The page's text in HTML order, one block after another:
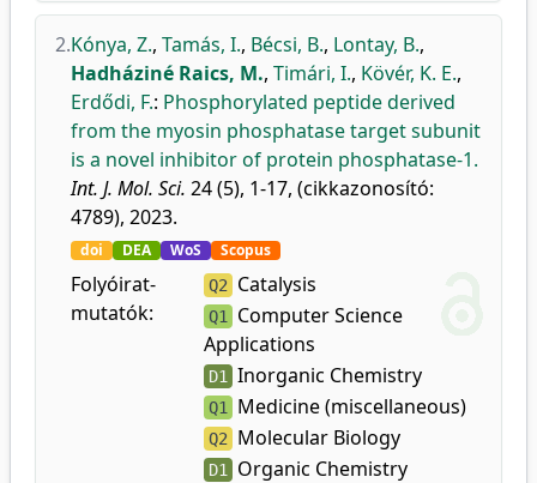
2.Kónya, Z., Tamás, I., Bécsi, B., Lontay, B.,
Hadháziné Raics, M., Timári, I., Kövér, K. E.,
Erdődi, F.: Phosphorylated peptide derived
from the myosin phosphatase target subunit
is a novel inhibitor of protein phosphatase-1.
Int. J. Mol. Sci. 24 (5), 1-17, (cikkazonosító:
4789), 2023.
doi DEA WoS Scopus
Folyóirat-
mutatók:
Q2 Catalysis
Q1
Computer Science
Applications
D1 Inorganic Chemistry
Q1 Medicine (miscellaneous)
Q2 Molecular Biology
D1 Organic Chemistry